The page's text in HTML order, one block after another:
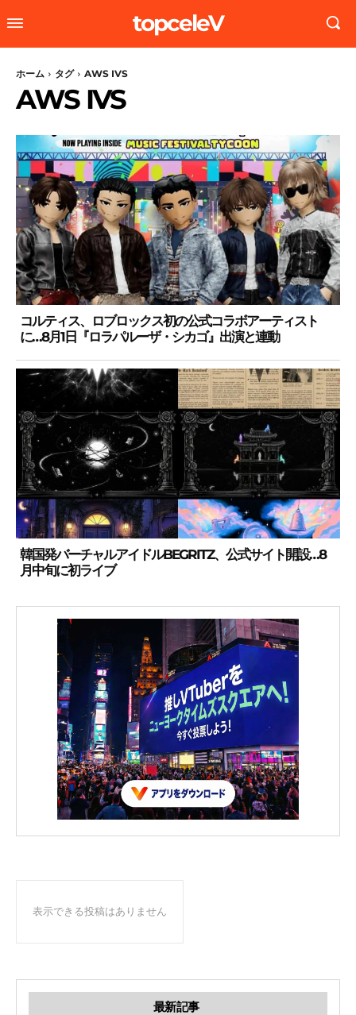
topceleV
ホーム タグ AWS IVS
AWS IVS
コルティス、ロブロックス初の公式コラボアーティスト
に…8月1日『ロラパルーザ・シカゴ』出演と連動
韓国発バーチャルアイドルBEGRITZ、公式サイト開設…8
月中旬に初ライブ
表示できる投稿はありません
最新記事